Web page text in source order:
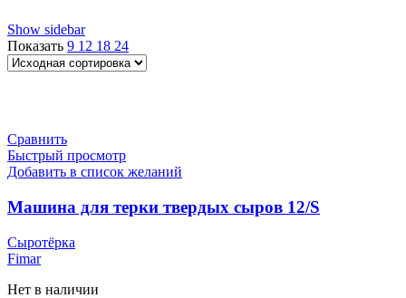
Show sidebar
Показать 9 12 18 24
Сравнить
Быстрый просмотр
Добавить в список желаний
Машина для терки твердых сыров 12/S
Сыротёрка
Fimar
Нет в наличии